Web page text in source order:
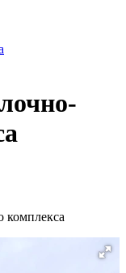
комплекса